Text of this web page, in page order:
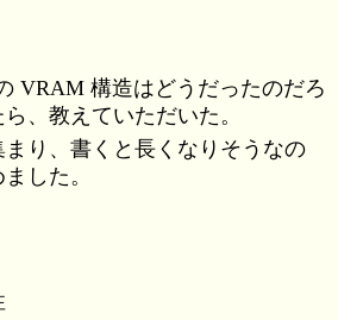
VRAM 構造はどうだったのだろ
、教えていただいた。
り、書くと長くなりそうなの
した。